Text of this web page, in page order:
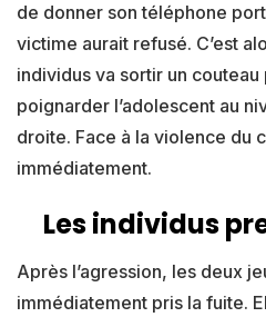
de donner son téléphone
victime aurait refusé. C’est
individus va sortir un
poignarder l’adolescent au
droite. Face à la violence du
immédiatement.
Les individus
Après l’agression, les deux
immédiatement pris la fuite.